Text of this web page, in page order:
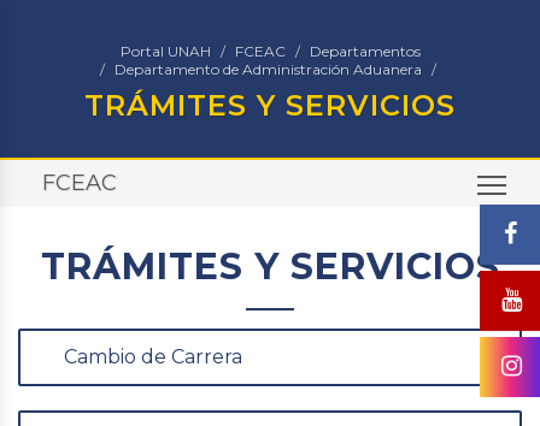
Portal UNAH FCEAC
Departamentos
Departamento de Administración Aduanera
TRÁMITES Y SERVICIOS
FCEAC
TRÁMITES Y SERVICIOS
Cambio de Carrera